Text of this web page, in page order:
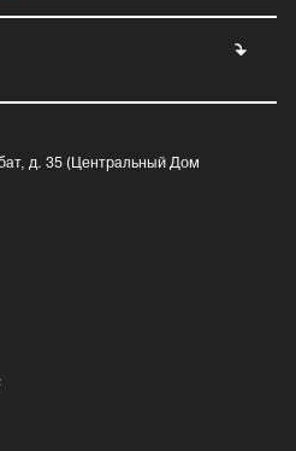
д. 35 (Центральный Дом